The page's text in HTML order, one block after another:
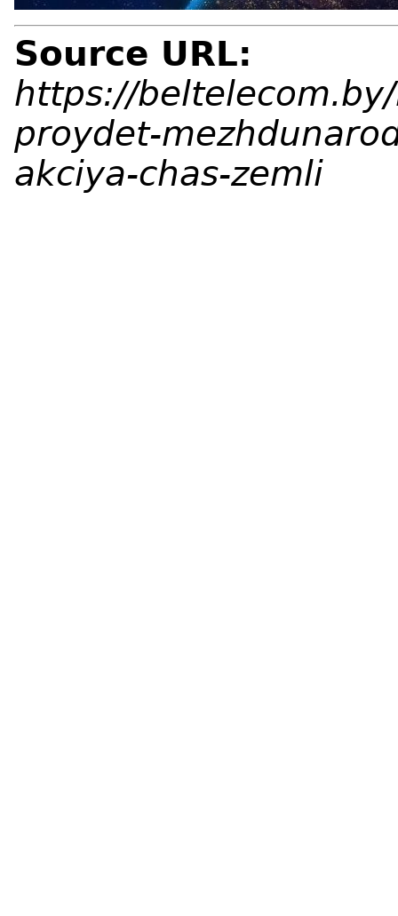
Source URL:
https://
proydet-
akciya-chas-zemli